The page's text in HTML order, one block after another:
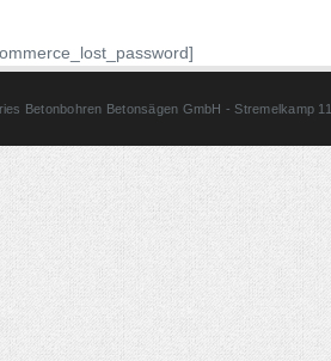
Betonbohren Betonsägen GmbH - Stremelkamp